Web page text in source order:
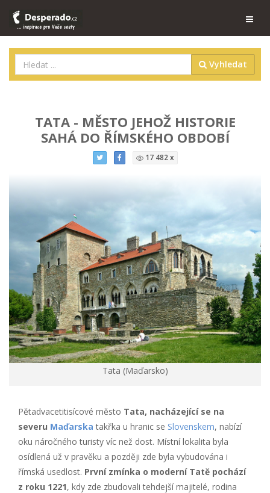
Vyhledat
TATA - MĚSTO JEHOŽ HISTORIE
SAHÁ DO ŘÍMSKÉHO OBDOBÍ
17 482 x
Tata (Maďarsko)
Pětadvacetitisícové město Tata, nacházející se na
severu Maďarska takřka u hranic se Slovenskem, nabízí
oku náročného turisty víc než dost. Místní lokalita byla
osídlená už v pravěku a později zde byla vybudována i
římská usedlost. První zmínka o moderní Tatě pochází
z roku 1221, kdy zde zbudovali tehdejší majitelé, rodina